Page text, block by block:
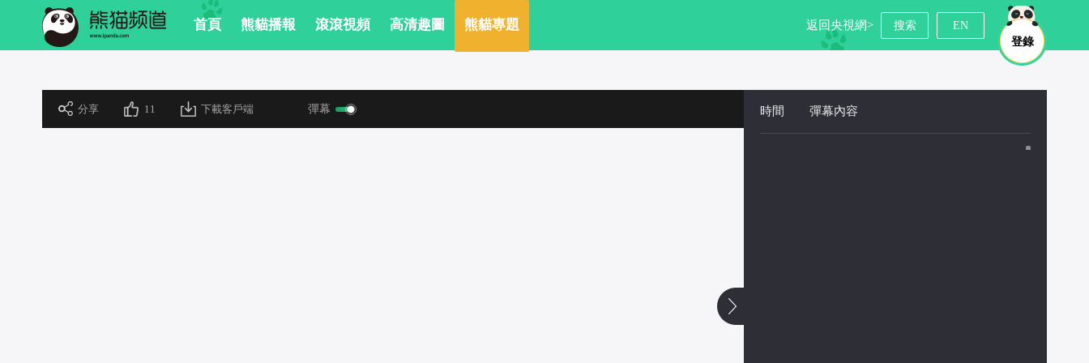
首頁 熊貓播報 滾滾視頻 高清趣圖 熊貓專題
登錄
返回央視網> 搜索 EN
分享 11 下載客戶端 彈幕 時間 彈幕內容